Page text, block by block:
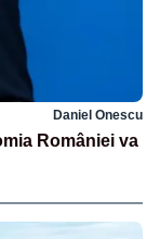
Daniel Onescu
României va